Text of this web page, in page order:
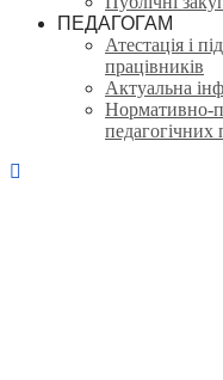
ПЕДАГОГАМ
Атестація і
працівників
Актуальна
Нормативно-
педагогічних